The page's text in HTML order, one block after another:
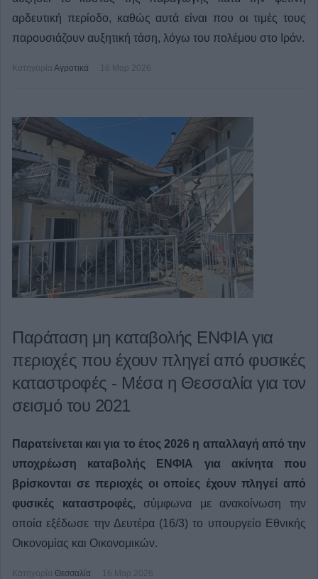
αρδευτική περίοδο, καθώς αυτά είναι που οι τιμές τους
παρουσιάζουν αυξητική τάση, λόγω του πολέμου στο Ιράν.
Κατηγορία Αγροτικά 16 Μαρ 2026
Παράταση μη καταβολής ΕΝΦΙΑ για
περιοχές που έχουν πληγεί από φυσικές
καταστροφές - Μέσα η Θεσσαλία για τον
σεισμό του 2021
Παρατείνεται και για το έτος 2026 η απαλλαγή από την
υποχρέωση καταβολής ΕΝΦΙΑ για ακίνητα που
βρίσκονται σε περιοχές οι οποίες έχουν πληγεί από
φυσικές καταστροφές, σύμφωνα με ανακοίνωση την
οποία εξέδωσε την Δευτέρα (16/3) το υπουργείο Εθνικής
Οικονομίας και Οικονομικών.
Κατηγορία Θεσσαλία 16 Μαρ 2026